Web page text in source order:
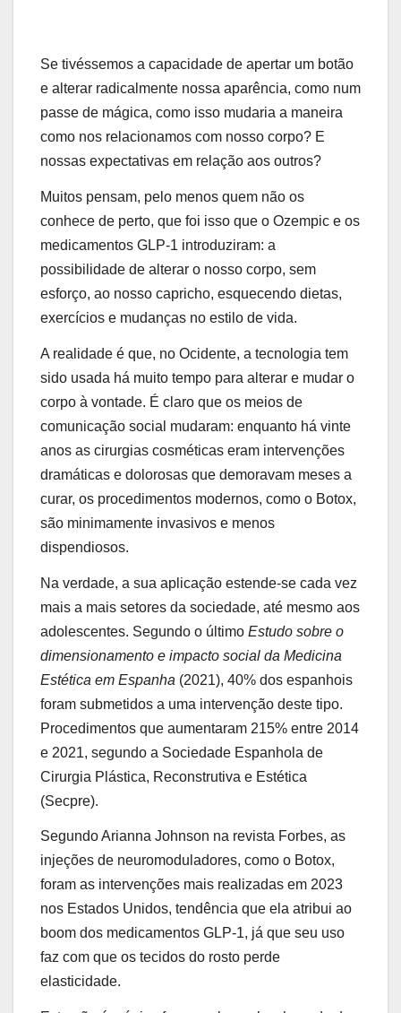
Se tivéssemos a capacidade de apertar um botão
e alterar radicalmente nossa aparência, como num
passe de mágica, como isso mudaria a maneira
como nos relacionamos com nosso corpo? E
nossas expectativas em relação aos outros?
Muitos pensam, pelo menos quem não os
conhece de perto, que foi isso que o Ozempic e os
medicamentos GLP-1 introduziram: a
possibilidade de alterar o nosso corpo, sem
esforço, ao nosso capricho, esquecendo dietas,
exercícios e mudanças no estilo de vida.
A realidade é que, no Ocidente, a tecnologia tem
sido usada há muito tempo para alterar e mudar o
corpo à vontade. É claro que os meios de
comunicação social mudaram: enquanto há vinte
anos as cirurgias cosméticas eram intervenções
dramáticas e dolorosas que demoravam meses a
curar, os procedimentos modernos, como o Botox,
são minimamente invasivos e menos
dispendiosos.
Na verdade, a sua aplicação estende-se cada vez
mais a mais setores da sociedade, até mesmo aos
adolescentes. Segundo o último Estudo sobre o
dimensionamento e impacto social da Medicina
Estética em Espanha (2021), 40% dos espanhois
foram submetidos a uma intervenção deste tipo.
Procedimentos que aumentaram 215% entre 2014
e 2021, segundo a Sociedade Espanhola de
Cirurgia Plástica, Reconstrutiva e Estética
(Secpre).
Segundo Arianna Johnson na revista Forbes, as
injeções de neuromoduladores, como o Botox,
foram as intervenções mais realizadas em 2023
nos Estados Unidos, tendência que ela atribui ao
boom dos medicamentos GLP-1, já que seu uso
faz com que os tecidos do rosto perde
elasticidade.